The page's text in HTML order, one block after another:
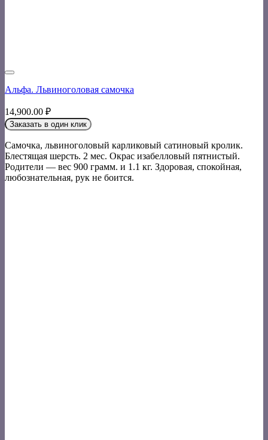
Альфа. Львиноголовая самочка
14,900.00 ₽
Заказать в один клик
Самочка, львиноголовый карликовый сатиновый кролик.
Блестящая шерсть. 2 мес. Окрас изабелловый пятнистый.
Родители — вес 900 грамм. и 1.1 кг. Здоровая, спокойная,
любознательная, рук не боится.